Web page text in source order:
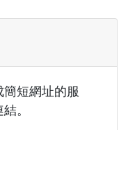
短網址的服
。